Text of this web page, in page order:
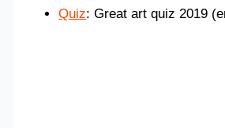
Quiz: Great art quiz 2019